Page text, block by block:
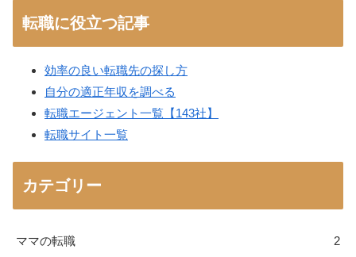
転職に役立つ記事
効率の良い転職先の探し方
自分の適正年収を調べる
転職エージェント一覧【143社】
転職サイト一覧
カテゴリー
ママの転職 2